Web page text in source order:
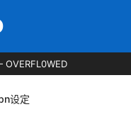
设定